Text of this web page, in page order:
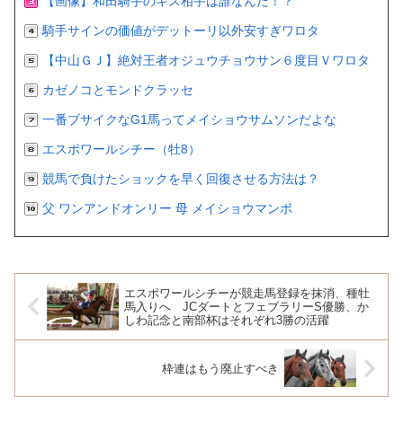
騎手サインの価値がデットーリ以外安すぎワロタ
【中山ＧＪ】絶対王者オジュウチョウサン６度目Ｖワロタ
カゼノコとモンドクラッセ
一番ブサイクなG1馬ってメイショウサムソンだよな
エスポワールシチー（牡8）
競馬で負けたショックを早く回復させる方法は？
父 ワンアンドオンリー 母 メイショウマンボ
エスポワールシチーが競走馬登録を抹消、種牡
馬入りへ JCダートとフェブラリーS優勝、か
しわ記念と南部杯はそれぞれ3勝の活躍
枠連はもう廃止すべき